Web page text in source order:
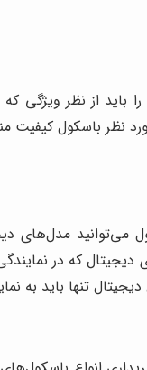
از نظر ویژگی که
نظر باسکول کیفیت
می‌توانید مدل‌های
که در
تنها باید به